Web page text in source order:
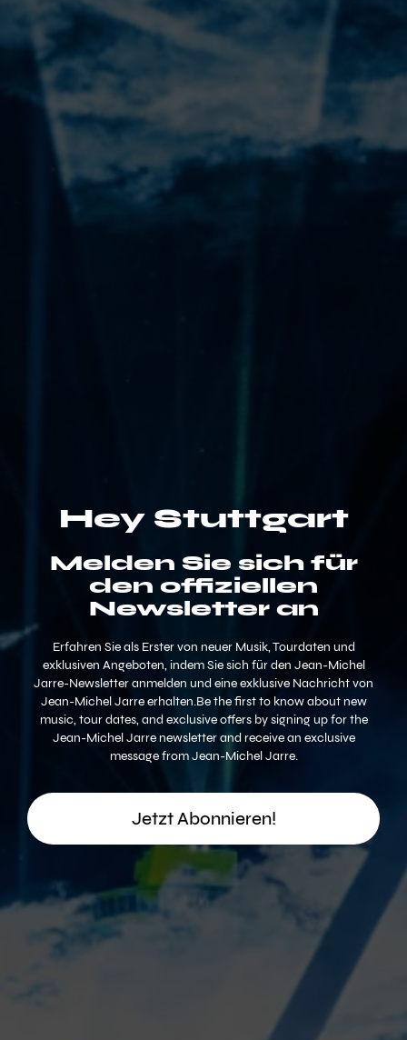
Hey Stuttgart
Melden Sie sich für
den offiziellen
Newsletter an
Erfahren Sie als Erster von neuer Musik, Tourdaten und
exklusiven Angeboten, indem Sie sich für den Jean-Michel
Jarre-Newsletter anmelden und eine exklusive Nachricht von
Jean-Michel Jarre erhalten.Be the first to know about new
music, tour dates, and exclusive offers by signing up for the
Jean-Michel Jarre newsletter and receive an exclusive
message from Jean-Michel Jarre.
Jetzt Abonnieren!